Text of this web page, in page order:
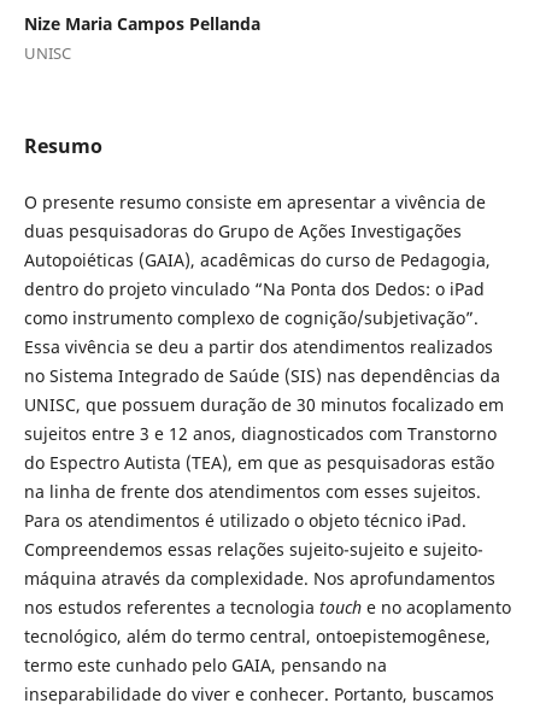
Nize Maria Campos Pellanda
UNISC
Resumo
O presente resumo consiste em apresentar a vivência de
duas pesquisadoras do Grupo de Ações Investigações
Autopoiéticas (GAIA), acadêmicas do curso de Pedagogia,
dentro do projeto vinculado “Na Ponta dos Dedos: o iPad
como instrumento complexo de cognição/subjetivação”.
Essa vivência se deu a partir dos atendimentos realizados
no Sistema Integrado de Saúde (SIS) nas dependências da
UNISC, que possuem duração de 30 minutos focalizado em
sujeitos entre 3 e 12 anos, diagnosticados com Transtorno
do Espectro Autista (TEA), em que as pesquisadoras estão
na linha de frente dos atendimentos com esses sujeitos.
Para os atendimentos é utilizado o objeto técnico iPad.
Compreendemos essas relações sujeito-sujeito e sujeito-
máquina através da complexidade. Nos aprofundamentos
nos estudos referentes a tecnologia touche no acoplamento
tecnológico, além do termo central, ontoepistemogênese,
termo este cunhado pelo GAIA, pensando na
inseparabilidade do viver e conhecer. Portanto, buscamos